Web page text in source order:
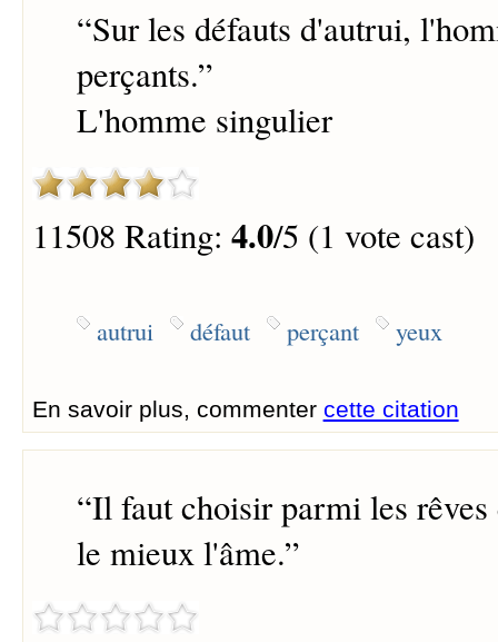
“Sur les défauts d'autrui,
perçants.”
L'homme singulier
11508 Rating: 4.0/5 (1 vote cast)
autrui défaut perçant yeux
En savoir plus, commenter cette citation
“Il faut choisir parmi les
le mieux l'âme.”